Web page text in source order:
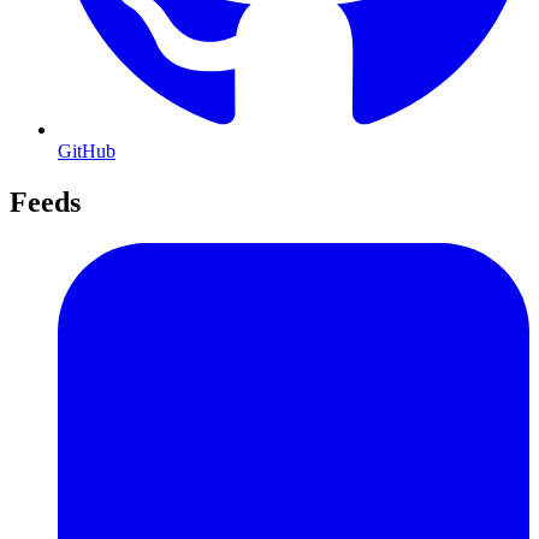
GitHub
Feeds